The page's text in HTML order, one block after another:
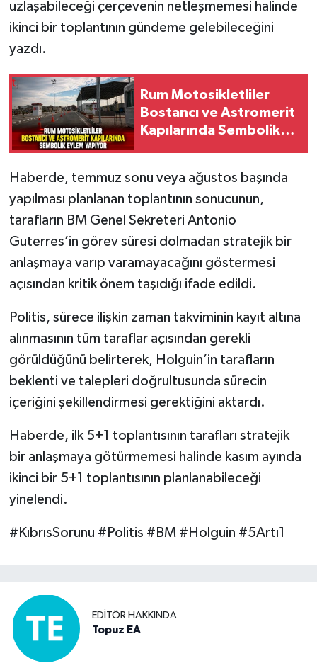
uzlaşabileceği çerçevenin netleşmemesi halinde
ikinci bir toplantının gündeme gelebileceğini
yazdı.
Rum Motosikletliler
Bostancı ve Astromerit
Kapılarında Sembolik
Haberde, temmuz sonu veya ağustos başında
yapılması planlanan toplantının sonucunun,
tarafların BM Genel Sekreteri Antonio
Guterres’in görev süresi dolmadan stratejik bir
anlaşmaya varıp varamayacağını göstermesi
açısından kritik önem taşıdığı ifade edildi.
Politis, sürece ilişkin zaman takviminin kayıt altına
alınmasının tüm taraflar açısından gerekli
görüldüğünü belirterek, Holguin’in tarafların
beklenti ve talepleri doğrultusunda sürecin
içeriğini şekillendirmesi gerektiğini aktardı.
Haberde, ilk 5+1 toplantısının tarafları stratejik
bir anlaşmaya götürmemesi halinde kasım ayında
ikinci bir 5+1 toplantısının planlanabileceği
yinelendi.
#KıbrısSorunu #Politis #BM #Holguin #5Artı1
EDITÖR HAKKINDA
Topuz EA